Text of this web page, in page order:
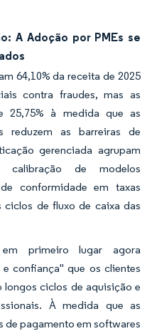
A Adoção por PMEs se
64,10% da receita de 2025
contra fraudes, mas as
25,75% à medida que as
reduzem as barreiras de
gerenciada agrupam
calibração de modelos
conformidade em taxas
ciclos de fluxo de caixa das
primeiro lugar agora
confiança" que os clientes
ciclos de aquisição e
À medida que as
pagamento em softwares